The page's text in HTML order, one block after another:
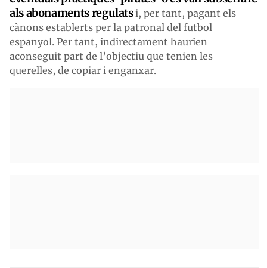
als abonaments regulatsi, per tant, pagant els
cànons establerts per la patronal del futbol
espanyol. Per tant, indirectament haurien
aconseguit part de l’objectiu que tenien les
querelles, de copiar i enganxar.